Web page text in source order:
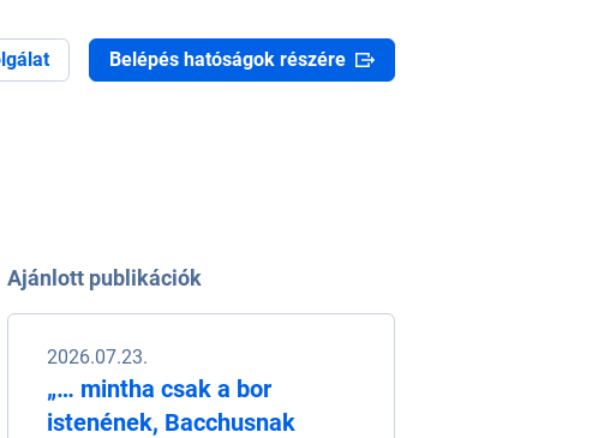
Belépés hatóságok részére
Ajánlott publikációk
2026.07.23.
„… mintha csak a bor
istenének, Bacchusnak